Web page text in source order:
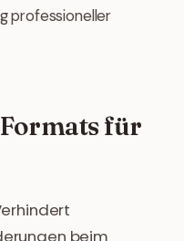
professioneller
für
beim